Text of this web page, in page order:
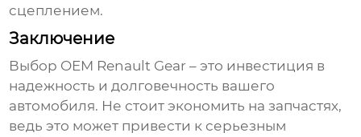
сцеплением.
Заключение
Выбор OEM Renault Gear – это инвестиция в
надежность и долговечность вашего
автомобиля. Не стоит экономить на запчастях,
ведь это может привести к серьезным